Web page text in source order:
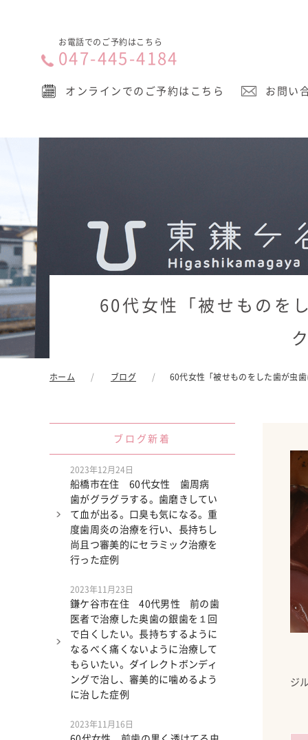
お電話でのご予約はこちら
047-445-4184
オンラインでのご予約はこちら お問い
60代女性「被せものを
ホーム ブログ 60代女性「被せものをした歯が虫
ブログ新着
2023年12月24日
船橋市在住 60代女性 歯周病
歯がグラグラする。歯磨きしてい
て血が出る。口臭も気になる。重
度歯周炎の治療を行い、長持ちし
尚且つ審美的にセラミック治療を
行った症例
2023年11月23日
鎌ケ谷市在住 40代男性 前の歯
医者で治療した奥歯の銀歯を１回
で白くしたい。長持ちするように
なるべく痛くないように治療して
もらいたい。ダイレクトボンディ
ングで治し、審美的に噛めるよう
に治した症例
2023年11月16日
ジ